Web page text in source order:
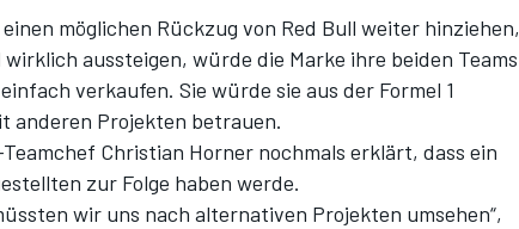
möglichen Rückzug von Red Bull weiter hinziehen,
aussteigen, würde die Marke ihre beiden Teams
verkaufen. Sie würde sie aus der Formel 1
anderen Projekten betrauen.
Christian Horner nochmals erklärt, dass ein
zur Folge haben werde.
wir uns nach alternativen Projekten umsehen“,